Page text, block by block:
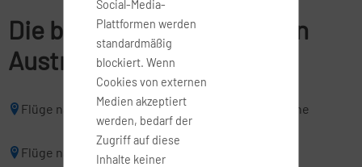
Die beliebsten Reiseziele in
Australien
Flüge nach Adelaide Flüge nach Brisbane
Flüge nach Cairns
Social-Media-
Plattformen werden
standardmäßig
blockiert. Wenn
Cookies von externen
Medien akzeptiert
werden, bedarf der
Zugriff auf diese
Inhalte keiner